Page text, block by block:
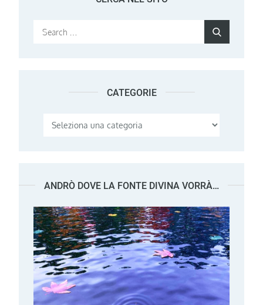
Search
CATEGORIE
Categorie
ANDRÒ DOVE LA FONTE DIVINA VORRÀ…